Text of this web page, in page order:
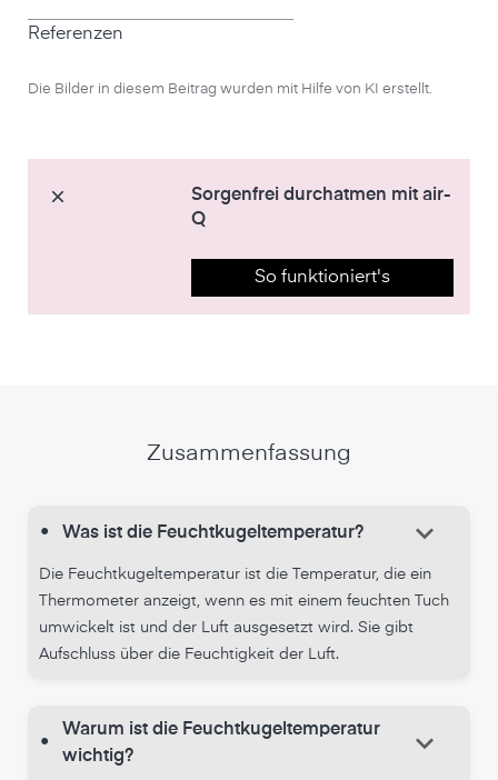
Referenzen
Die Bilder in diesem Beitrag wurden mit Hilfe von KI erstellt.
Sorgenfrei durchatmen mit air-
Q
So funktioniert's
Zusammenfassung
• Was ist die Feuchtkugeltemperatur? keyboard_arrow_down
Die Feuchtkugeltemperatur ist die Temperatur, die ein
Thermometer anzeigt, wenn es mit einem feuchten Tuch
umwickelt ist und der Luft ausgesetzt wird. Sie gibt
Aufschluss über die Feuchtigkeit der Luft.
•
Warum ist die Feuchtkugeltemperatur
wichtig?
keyboard_arrow_down